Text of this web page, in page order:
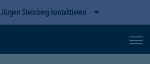
Jürgen Steinberg kontaktieren